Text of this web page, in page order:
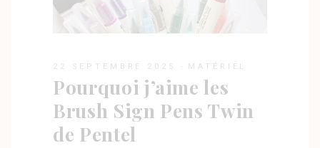
22 SEPTEMBRE 2025 MATÉRIEL
Pourquoi j’aime les
Brush Sign Pens Twin
de Pentel